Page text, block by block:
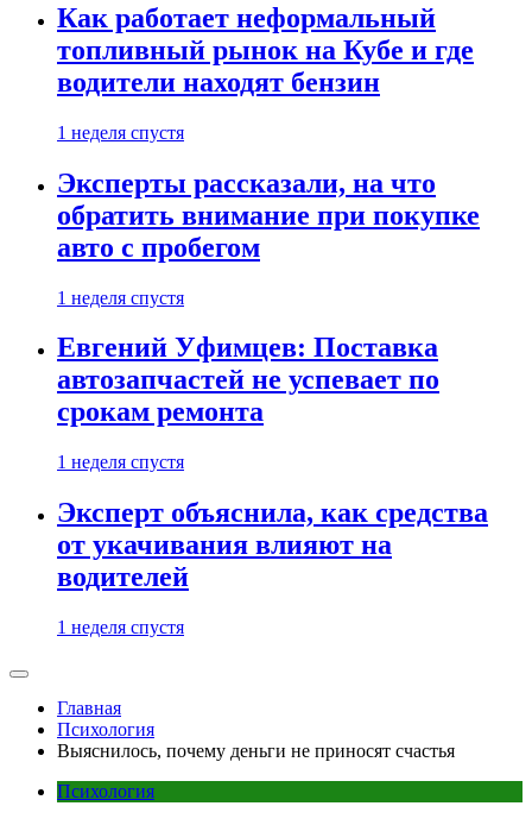
Как работает неформальный
топливный рынок на Кубе и где
водители находят бензин
1 неделя спустя
Эксперты рассказали, на что
обратить внимание при покупке
авто с пробегом
1 неделя спустя
Евгений Уфимцев: Поставка
автозапчастей не успевает по
срокам ремонта
1 неделя спустя
Эксперт объяснила, как средства
от укачивания влияют на
водителей
1 неделя спустя
Главная
Психология
Выяснилось, почему деньги не приносят счастья
Психология